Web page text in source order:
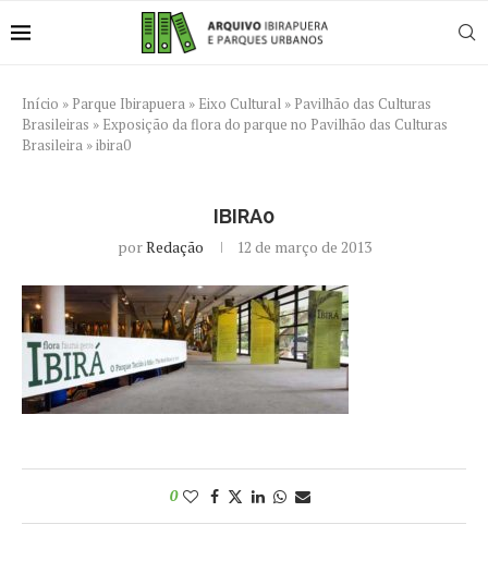
Início » Parque Ibirapuera » Eixo Cultural » Pavilhão das Culturas
Brasileiras » Exposição da flora do parque no Pavilhão das Culturas
Brasileira »ibira0
IBIRA0
porRedação 12 de março de 2013
0